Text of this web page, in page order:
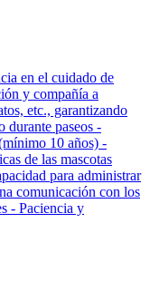
en el cuidado de
y compañía a
etc., garantizando
durante paseos -
10 años) -
de las mascotas
para administrar
comunicación con los
- Paciencia y